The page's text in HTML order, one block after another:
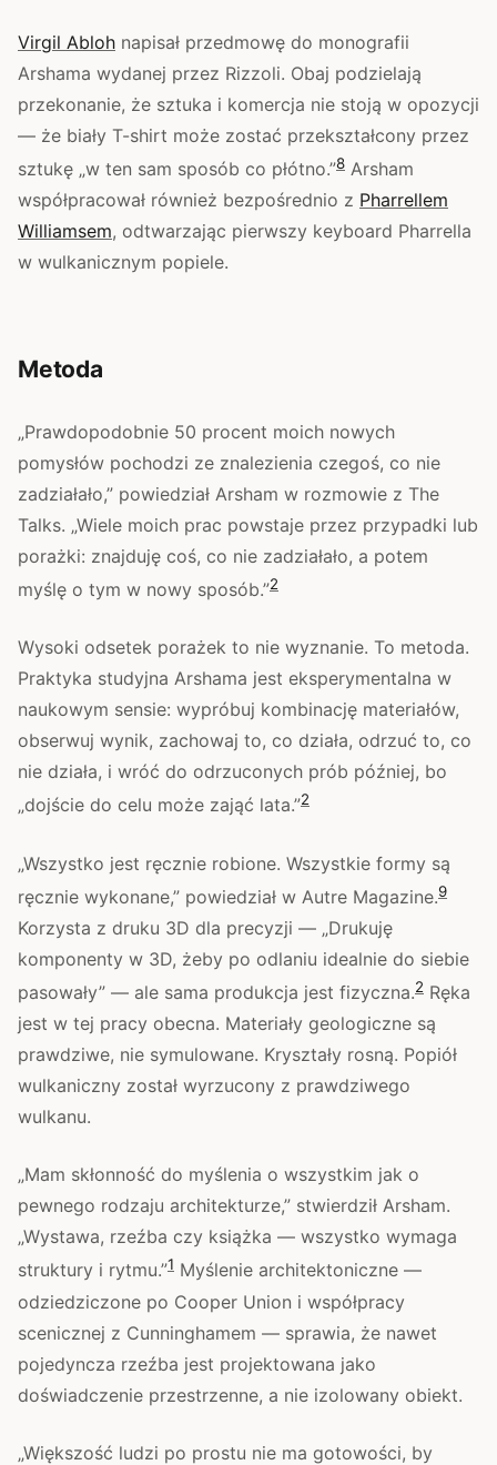
Virgil Abloh napisał przedmowę do monografii
Arshama wydanej przez Rizzoli. Obaj podzielają
przekonanie, że sztuka i komercja nie stoją w opozycji
— że biały T-shirt może zostać przekształcony przez
sztukę „w ten sam sposób co płótno.”8 Arsham
współpracował również bezpośrednio z Pharrellem
Williamsem, odtwarzając pierwszy keyboard Pharrella
w wulkanicznym popiele.
Metoda
„Prawdopodobnie 50 procent moich nowych
pomysłów pochodzi ze znalezienia czegoś, co nie
zadziałało,” powiedział Arsham w rozmowie z The
Talks. „Wiele moich prac powstaje przez przypadki lub
porażki: znajduję coś, co nie zadziałało, a potem
myślę o tym w nowy sposób.”2
Wysoki odsetek porażek to nie wyznanie. To metoda.
Praktyka studyjna Arshama jest eksperymentalna w
naukowym sensie: wypróbuj kombinację materiałów,
obserwuj wynik, zachowaj to, co działa, odrzuć to, co
nie działa, i wróć do odrzuconych prób później, bo
„dojście do celu może zająć lata.”2
„Wszystko jest ręcznie robione. Wszystkie formy są
ręcznie wykonane,” powiedział w Autre Magazine.9
Korzysta z druku 3D dla precyzji — „Drukuję
komponenty w 3D, żeby po odlaniu idealnie do siebie
pasowały” — ale sama produkcja jest fizyczna.2 Ręka
jest w tej pracy obecna. Materiały geologiczne są
prawdziwe, nie symulowane. Kryształy rosną. Popiół
wulkaniczny został wyrzucony z prawdziwego
wulkanu.
„Mam skłonność do myślenia o wszystkim jak o
pewnego rodzaju architekturze,” stwierdził Arsham.
„Wystawa, rzeźba czy książka — wszystko wymaga
struktury i rytmu.”1 Myślenie architektoniczne —
odziedziczone po Cooper Union i współpracy
scenicznej z Cunninghamem — sprawia, że nawet
pojedyncza rzeźba jest projektowana jako
doświadczenie przestrzenne, a nie izolowany obiekt.
„Większość ludzi po prostu nie ma gotowości, by